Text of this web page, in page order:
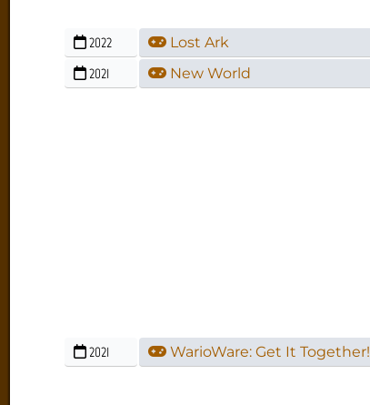
2022
Lost Ark
2021
New World
2021 WarioWare: Get It Together!